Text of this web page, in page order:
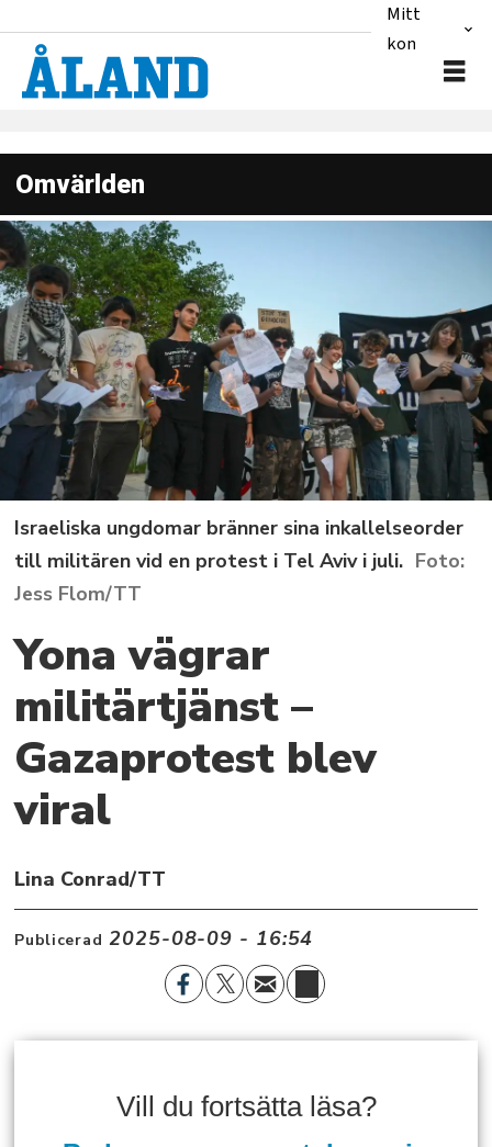
Mitt
konto
Omvärlden
Israeliska ungdomar bränner sina inkallelseorder
till militären vid en protest i Tel Aviv i juli.
Jess Flom/TT
Yona vägrar
militärtjänst –
Gazaprotest blev
viral
Lina Conrad/TT
Publicerad 2025-08-09 - 16:54
Vill du fortsätta läsa?